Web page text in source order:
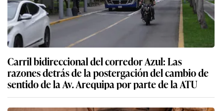
Carril bidireccional del corredor Azul: Las
razones detrás de la postergación del cambio de
sentido de la Av. Arequipa por parte de la ATU